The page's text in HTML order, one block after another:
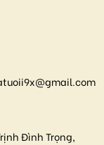
Đình Trọng,